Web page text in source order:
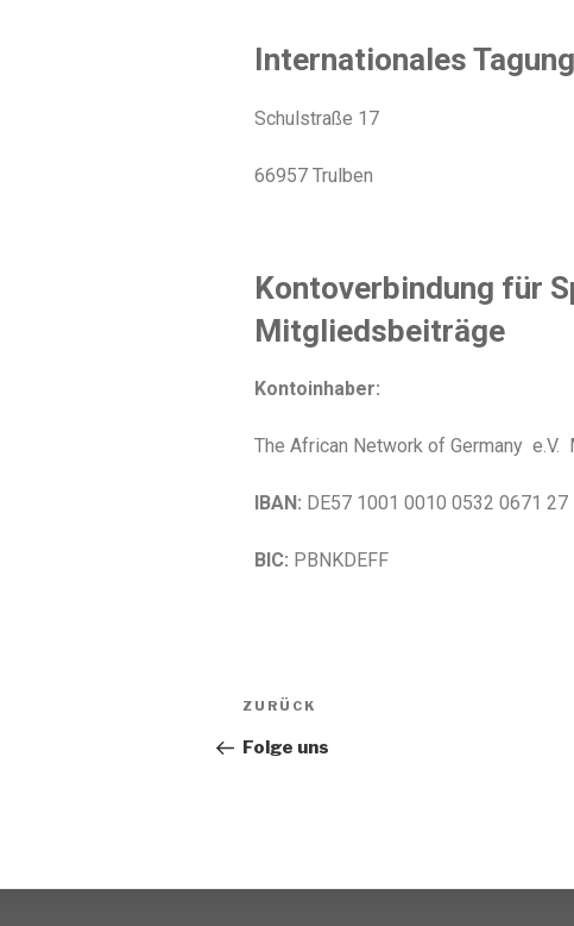
Internationales
Schulstraße 17
66957 Trulben
Kontoverbindung für
Mitgliedsbeiträge
Kontoinhaber:
The African Network of Germany e.V.
IBAN: DE57 1001 0010 0532 0671 27
BIC: PBNKDEFF
ZURÜCK
Folge uns